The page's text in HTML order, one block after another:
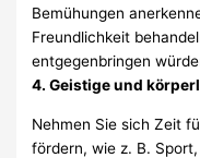
Bemühungen
Freundlichkeit
entgegenbringen
4. Geistige und
Nehmen Sie sich Zeit
fördern, wie z. B.